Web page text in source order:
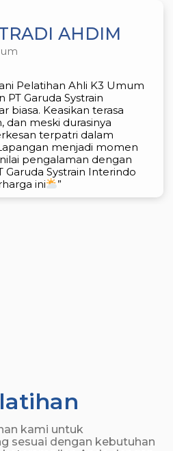
AHDIM
Pelatihan Ahli K3 Umum
PT Garuda Systrain
biasa. Keasikan terasa
dan meski durasinya
terpatri dalam
menjadi momen
pengalaman dengan
Garuda Systrain Interindo
ini
”
kami untuk
sesuai dengan kebutuhan